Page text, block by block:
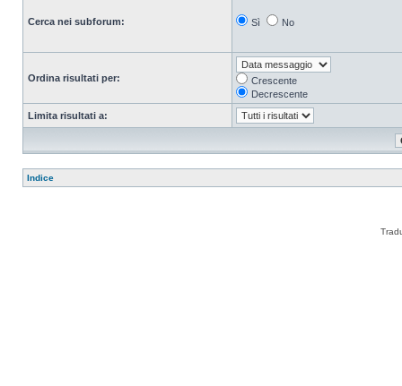
Cerca nei subforum: Sì No
Ordina risultati per:
Crescente
Decrescente
Limita risultati a:
Indice